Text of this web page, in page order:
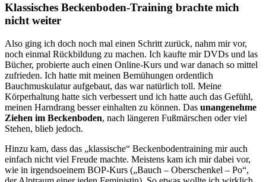
Klassisches Beckenboden-Training brachte mich
nicht weiter
Also ging ich doch noch mal einen Schritt zurück, nahm mir vor,
noch einmal Rückbildung zu machen. Ich kaufte mir DVDs und las
Bücher, probierte auch einen Online-Kurs und war danach so mittel
zufrieden. Ich hatte mit meinen Bemühungen ordentlich
Bauchmuskulatur aufgebaut, das war natürlich toll. Meine
Körperhaltung hatte sich verbessert und ich hatte auch das Gefühl,
meinen Harndrang besser einhalten zu können. Das unangenehme
Ziehen im Beckenboden, nach längeren Fußmärschen oder viel
Stehen, blieb jedoch.
Hinzu kam, dass das „klassische“ Beckenbodentraining mir auch
einfach nicht viel Freude machte. Meistens kam ich mir dabei vor,
wie in irgendsoeinem BOP-Kurs („Bauch – Oberschenkel – Po“,